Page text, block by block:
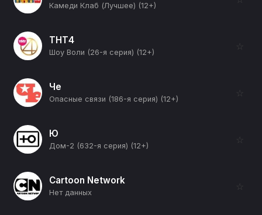
Камеди Клаб (Лучшее) (12+)
ТНТ4
Шоу Воли (26-я серия) (12+)
☆
Че
Опасные связи (186-я серия) (12+)
☆
Ю
Дом-2 (632-я серия) (12+)
☆
Cartoon Network
Нет данных
☆